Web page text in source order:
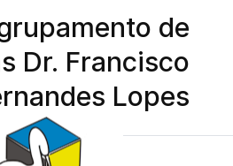
de
Dr. Francisco
Lopes